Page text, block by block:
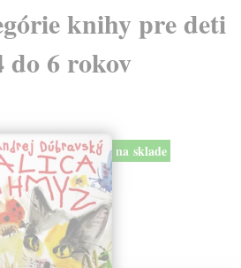
knihy pre deti
do 6 rokov
na sklade